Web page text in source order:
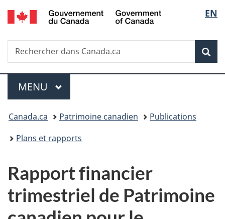
Passer
au
principal
Passer
à
Au
du
Passer
à
version
simplifiée
de
la
EN
Recherche
Rechercher
dans
Menu
MENU PRINCIPAL
Vous
êtes
Canada.ca Patrimoine canadien
Publications
Plans et rapports
Rapport financier
trimestriel de Patrimoine